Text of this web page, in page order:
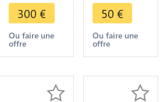
1871 Silver
AU - MS ! -
>Make
offer
300 €
Ou faire une
offre
50 €
Ou faire une
offre